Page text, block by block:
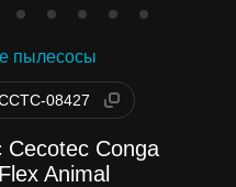
пылесосы
08427
Cecotec Conga
Animal